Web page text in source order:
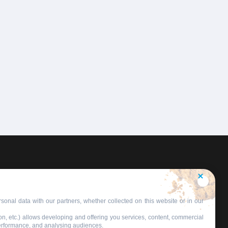
data with our partners, whether collected on this website or in our
etc.) allows developing and offering you services, content, commercial
and analysing audiences.